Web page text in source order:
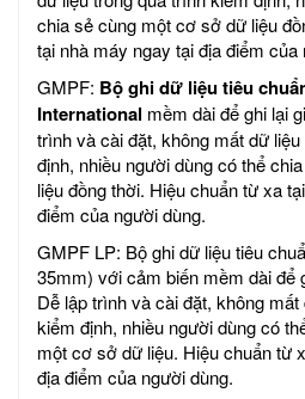
chia sẻ cùng một cơ sở dữ liệu
tại nhà máy ngay tại địa điểm của
GMPF: Bộ ghi dữ liệu tiêu
International mềm dài để ghi lại
trình và cài đặt, không mất dữ
định, nhiều người dùng có thể
liệu đồng thời. Hiệu chuẩn từ xa
điểm của người dùng.
GMPF LP: Bộ ghi dữ liệu tiêu
35mm) với cảm biến mềm dài để
Dễ lập trình và cài đặt, không
kiểm định, nhiều người dùng có
một cơ sở dữ liệu. Hiệu chuẩn từ
địa điểm của người dùng.